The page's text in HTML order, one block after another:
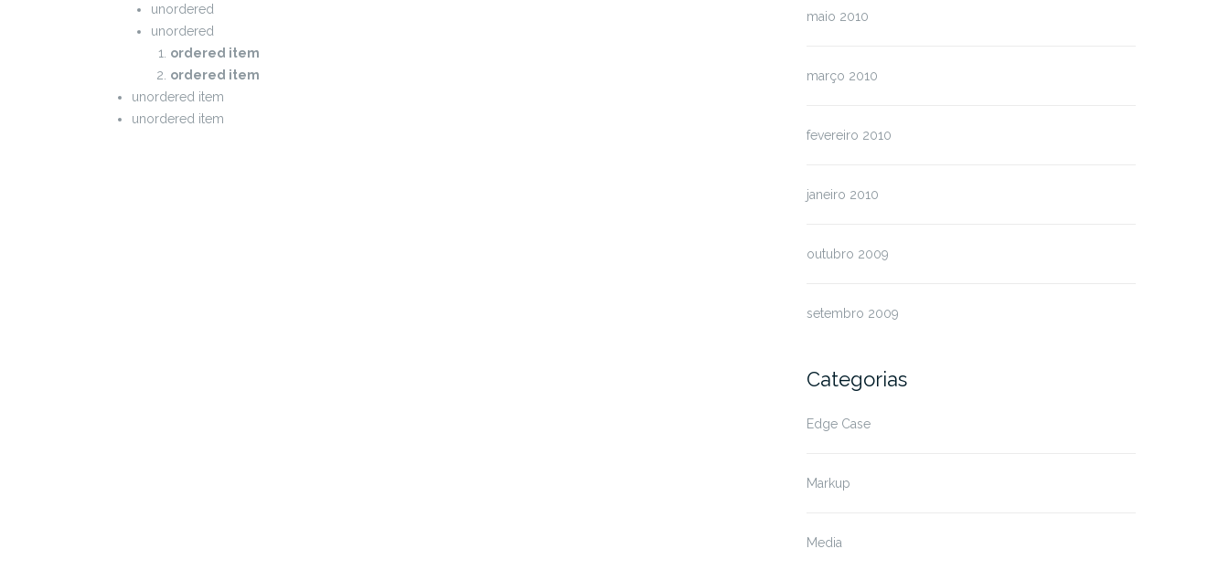
unordered
unordered
ordered item
ordered item
unordered item
unordered item
maio 2010
março 2010
fevereiro 2010
janeiro 2010
outubro 2009
setembro 2009
Categorias
Edge Case
Markup
Media